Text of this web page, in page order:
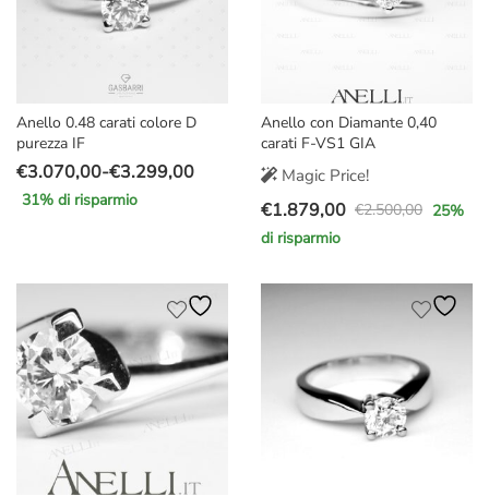
Anello 0.48 carati colore D
purezza IF
€3.070,00-€3.299,00
Fascia
di
a
€3.299,00
31% di risparmio
Anello con Diamante 0,40
carati F-VS1 GIA
Magic Price!
€2.500,00
Il
prezzo
€1.879,00
Il
prezzo
25%
di risparmio